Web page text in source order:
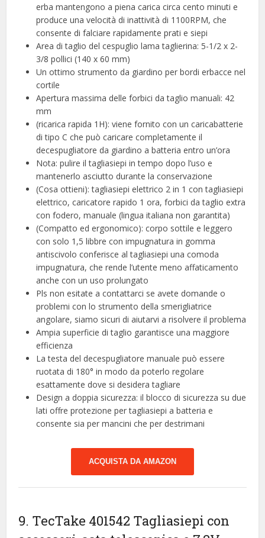
erba mantengono a piena carica circa cento minuti e
produce una velocità di inattività di 1100RPM, che
consente di falciare rapidamente prati e siepi
Area di taglio del cespuglio lama taglierina: 5-1/2 x 2-
3/8 pollici (140 x 60 mm)
Un ottimo strumento da giardino per bordi erbacce nel
cortile
Apertura massima delle forbici da taglio manuali: 42
mm
(ricarica rapida 1H): viene fornito con un caricabatterie
di tipo C che può caricare completamente il
decespugliatore da giardino a batteria entro un’ora
Nota: pulire il tagliasiepi in tempo dopo l’uso e
mantenerlo asciutto durante la conservazione
(Cosa ottieni): tagliasiepi elettrico 2 in 1 con tagliasiepi
elettrico, caricatore rapido 1 ora, forbici da taglio extra
con fodero, manuale (lingua italiana non garantita)
(Compatto ed ergonomico): corpo sottile e leggero
con solo 1,5 libbre con impugnatura in gomma
antiscivolo conferisce al tagliasiepi una comoda
impugnatura, che rende l’utente meno affaticamento
anche con un uso prolungato
Pls non esitate a contattarci se avete domande o
problemi con lo strumento della smerigliatrice
angolare, siamo sicuri di aiutarvi a risolvere il problema
Ampia superficie di taglio garantisce una maggiore
efficienza
La testa del decespugliatore manuale può essere
ruotata di 180° in modo da poterlo regolare
esattamente dove si desidera tagliare
Design a doppia sicurezza: il blocco di sicurezza su due
lati offre protezione per tagliasiepi a batteria e
consente sia per mancini che per destrimani
ACQUISTA DA AMAZON
9. TecTake 401542 Tagliasiepi con